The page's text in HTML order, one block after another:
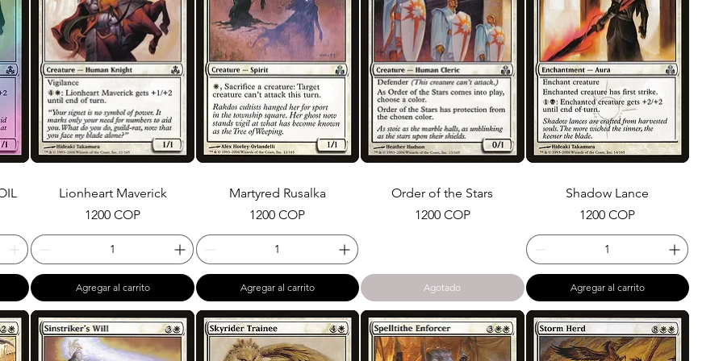
Lionheart Maverick
Precio
1200 COP
Agregar al carrito
Martyred Rusalka
Precio
1200 COP
Agregar al carrito
Order of the Stars
Precio
1200 COP
Agotado
Shadow Lance
Precio
1200 COP
Agregar al carrito